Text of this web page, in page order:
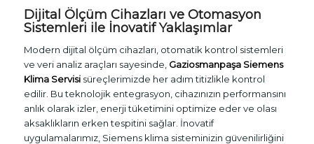
Dijital Ölçüm Cihazları ve Otomasyon
Sistemleri ile İnovatif Yaklaşımlar
Modern dijital ölçüm cihazları, otomatik kontrol sistemleri
ve veri analiz araçları sayesinde, Gaziosmanpaşa Siemens
Klima Servisisüreçlerimizde her adım titizlikle kontrol
edilir. Bu teknolojik entegrasyon, cihazınızın performansını
anlık olarak izler, enerji tüketimini optimize eder ve olası
aksaklıkların erken tespitini sağlar. İnovatif
uygulamalarımız, Siemens klima sisteminizin güvenilirliğini